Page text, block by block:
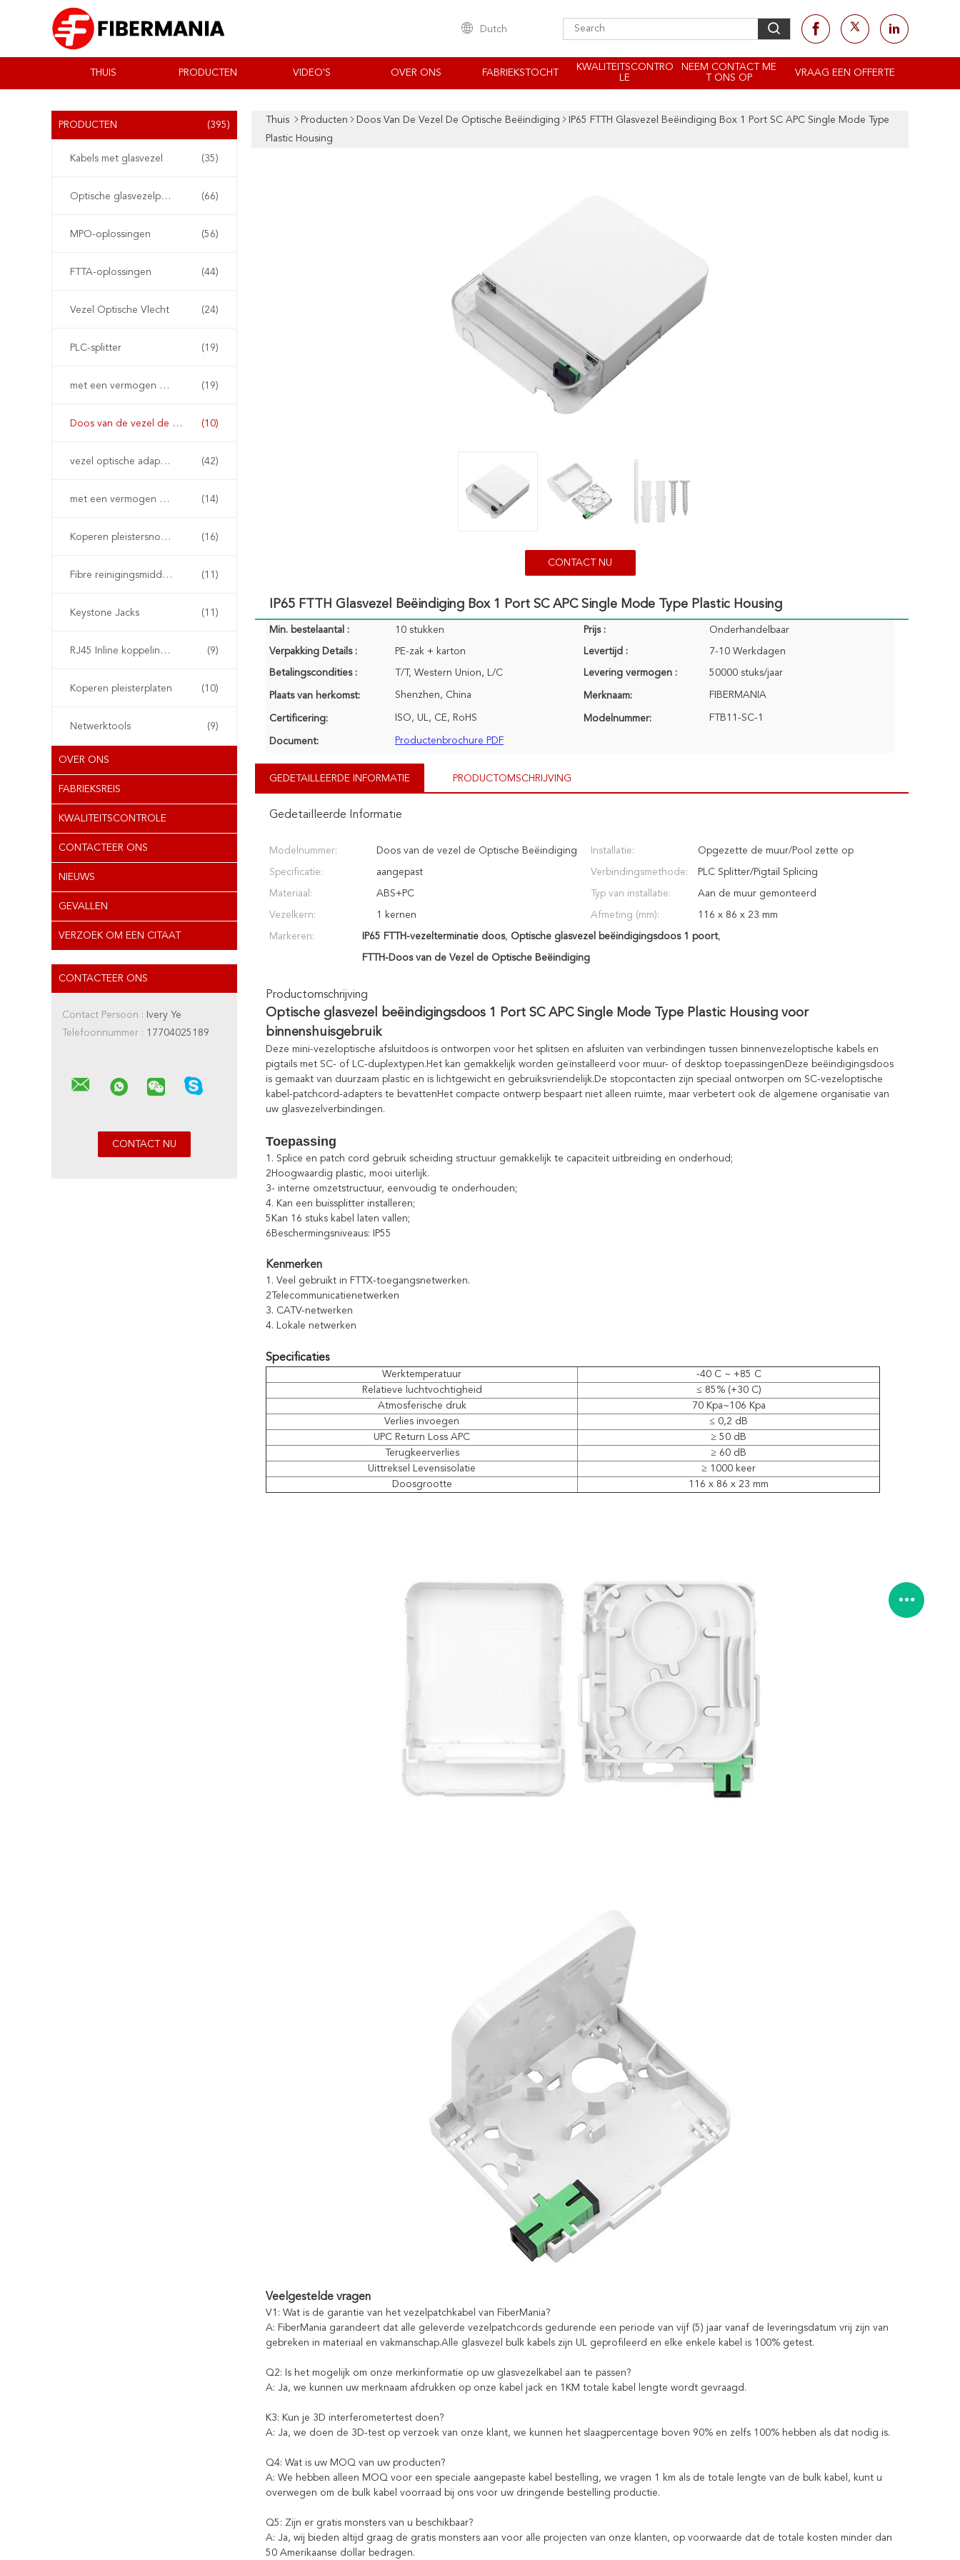
Dutch
THUIS PRODUCTEN VIDEO'S OVER ONS FABRIEKSTOCHT
KWALITEITSCONTRO
LE
NEEM CONTACT ME
T ONS OP
VRAAG EEN OFFERTE
PRODUCTEN (395)
Kabels met glasvezel (35)
Optische glasvezelpatchkabel (66)
MPO-oplossingen (56)
FTTA-oplossingen (44)
Vezel Optische Vlecht (24)
PLC-splitter (19)
met een vermogen van niet meer dan 50 W (19)
Doos van de vezel de Optische Beëindiging (10)
vezel optische adapters (42)
met een vermogen van niet meer dan 10 W (14)
Koperen pleistersnoeren (16)
Fibre reinigingsmiddelen (11)
Keystone Jacks (11)
RJ45 Inline koppelingsapparaat (9)
Koperen pleisterplaten (10)
Netwerktools (9)
OVER ONS
FABRIEKSREIS
KWALITEITSCONTROLE
CONTACTEER ONS
NIEUWS
GEVALLEN
VERZOEK OM EEN CITAAT
CONTACTEER ONS
Contact Persoon : Ivery Ye
Telefoonnummer : 17704025189
Thuis Producten Doos Van De Vezel De Optische Beëindiging
IP65 FTTH Glasvezel Beëindiging Box 1 Port SC APC Single Mode Type
Plastic Housing
CONTACT NU
IP65 FTTH Glasvezel Beëindiging Box 1 Port SC APC Single Mode Type Plastic Housing
Min. bestelaantal : 10 stukken Prijs : Onderhandelbaar
Verpakking Details : PE-zak + karton Levertijd : 7-10 Werkdagen
Betalingscondities : T/T, Western Union, L/C Levering vermogen : 50000 stuks/jaar
Plaats van herkomst: Shenzhen, China Merknaam: FIBERMANIA
Certificering: ISO, UL, CE, RoHS Modelnummer: FTB11-SC-1
Document: Productenbrochure PDF
GEDETAILLEERDE INFORMATIE PRODUCTOMSCHRIJVING
Gedetailleerde Informatie
Modelnummer: Doos van de vezel de Optische Beëindiging Installatie: Opgezette de muur/Pool zette op
Specificatie: aangepast Verbindingsmethode: PLC Splitter/Pigtail Splicing
Materiaal: ABS+PC Typ van installatie: Aan de muur gemonteerd
Vezelkern: 1 kernen Afmeting (mm): 116 x 86 x 23 mm
Markeren: IP65 FTTH-vezelterminatie doos, Optische glasvezel beëindigingsdoos 1 poort,
FTTH-Doos van de Vezel de Optische Beëindiging
Productomschrijving
Optische glasvezel beëindigingsdoos 1 Port SC APC Single Mode Type Plastic Housing voor
binnenshuisgebruik
Deze mini-vezeloptische afsluitdoos is ontworpen voor het splitsen en afsluiten van verbindingen tussen binnenvezeloptische kabels en
pigtails met SC- of LC-duplextypen.Het kan gemakkelijk worden geïnstalleerd voor muur- of desktop toepassingenDeze beëindigingsdoos
is gemaakt van duurzaam plastic en is lichtgewicht en gebruiksvriendelijk.De stopcontacten zijn speciaal ontworpen om SC-vezeloptische
kabel-patchcord-adapters te bevattenHet compacte ontwerp bespaart niet alleen ruimte, maar verbetert ook de algemene organisatie van
uw glasvezelverbindingen.
Toepassing
1. Splice en patch cord gebruik scheiding structuur gemakkelijk te capaciteit uitbreiding en onderhoud;
2Hoogwaardig plastic, mooi uiterlijk.
3- interne omzetstructuur, eenvoudig te onderhouden;
4. Kan een buissplitter installeren;
5Kan 16 stuks kabel laten vallen;
6Beschermingsniveaus: IP55
Kenmerken
1. Veel gebruikt in FTTX-toegangsnetwerken.
2Telecommunicatienetwerken
3. CATV-netwerken
4. Lokale netwerken
Specificaties
Werktemperatuur
-40 C ~ +85 C
Relatieve luchtvochtigheid
≤ 85% (+30 C)
Atmosferische druk
70 Kpa~106 Kpa
Verlies invoegen
≤ 0,2 dB
UPC Return Loss APC
≥ 50 dB
Terugkeerverlies
≥ 60 dB
Uittreksel Levensisolatie
≥ 1000 keer
Doosgrootte
116 x 86 x 23 mm
Veelgestelde vragen
V1: Wat is de garantie van het vezelpatchkabel van FiberMania?
A: FiberMania garandeert dat alle geleverde vezelpatchcords gedurende een periode van vijf (5) jaar vanaf de leveringsdatum vrij zijn van
gebreken in materiaal en vakmanschap.Alle glasvezel bulk kabels zijn UL geprofileerd en elke enkele kabel is 100% getest.
Q2: Is het mogelijk om onze merkinformatie op uw glasvezelkabel aan te passen?
A: Ja, we kunnen uw merknaam afdrukken op onze kabel jack en 1KM totale kabel lengte wordt gevraagd.
K3: Kun je 3D interferometertest doen?
A: Ja, we doen de 3D-test op verzoek van onze klant, we kunnen het slaagpercentage boven 90% en zelfs 100% hebben als dat nodig is.
Q4: Wat is uw MOQ van uw producten?
A: We hebben alleen MOQ voor een speciale aangepaste kabel bestelling, we vragen 1 km als de totale lengte van de bulk kabel, kunt u
overwegen om de bulk kabel voorraad bij ons voor uw dringende bestelling productie.
Q5: Zijn er gratis monsters van u beschikbaar?
A: Ja, wij bieden altijd graag de gratis monsters aan voor alle projecten van onze klanten, op voorwaarde dat de totale kosten minder dan
50 Amerikaanse dollar bedragen.